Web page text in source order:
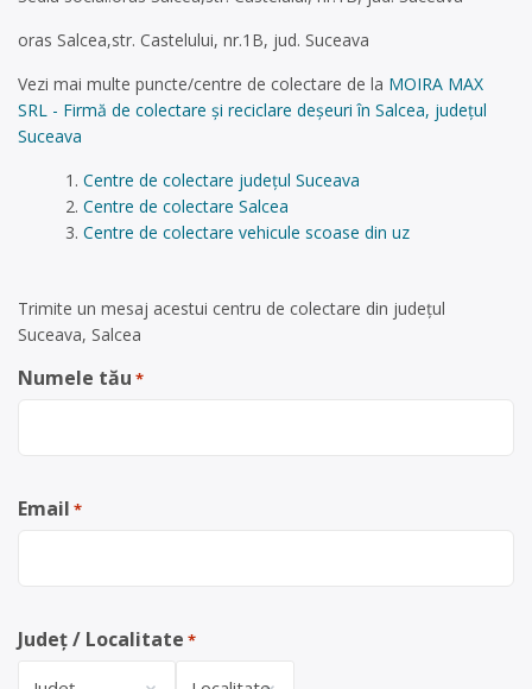
oras Salcea,str. Castelului, nr.1B, jud. Suceava
Vezi mai multe puncte/centre de colectare de la MOIRA MAX
SRL - Firmă de colectare și reciclare deșeuri în Salcea, județul
Suceava
Centre de colectare județul Suceava
Centre de colectare Salcea
Centre de colectare vehicule scoase din uz
Trimite un mesaj acestui centru de colectare din județul
Suceava, Salcea
Numele tău *
Email *
Județ / Localitate *